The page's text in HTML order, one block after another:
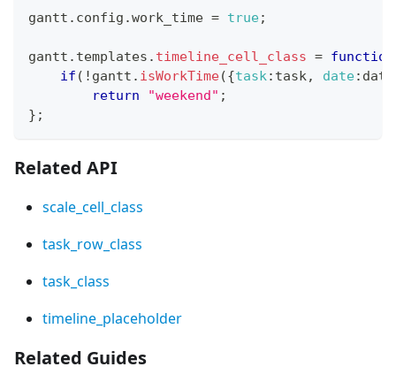
gantt . config .work_time = true;
gantt . templates . timeline_cell_class = function
if ( ! gantt . isWorkTime({task: task, date: date
return
"weekend" ;
} ;
Related API
scale_cell_class
task_row_class
task_class
timeline_placeholder
Related Guides